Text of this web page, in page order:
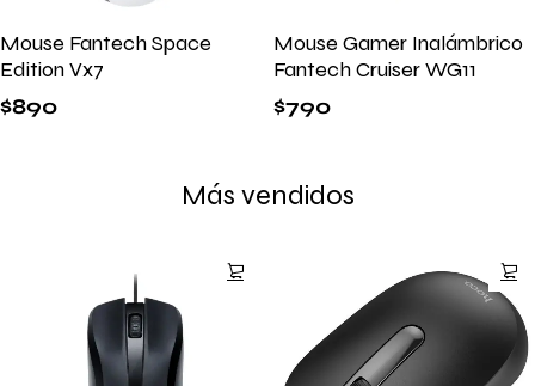
Mouse Fantech Space
Edition Vx7
$890
Mouse Gamer Inalámbrico
Fantech Cruiser WG11
$790
Más vendidos